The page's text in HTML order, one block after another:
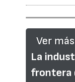
Ver
La
frontera